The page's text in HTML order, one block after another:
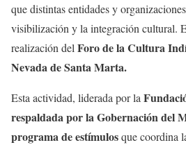
que distintas entidades y
visibilización y la integración cultural.
realización del Foro de la Cultura
Nevada de Santa Marta.
Esta actividad, liderada por la
respaldada por la Gobernación del
programa de estímulosque coordina